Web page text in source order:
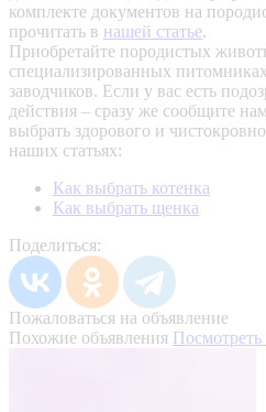
комплекте документов на
прочитать в нашей статье.
Приобретайте породистых
специализированных
заводчиков. Если у вас есть
действия – сразу же сообщите
выбрать здорового и
наших статьях:
Как выбрать котенка
Как выбрать щенка
Поделиться:
Пожаловаться на объявление
Похожие объявления Посмотреть